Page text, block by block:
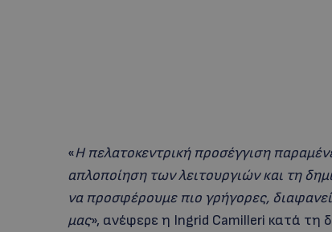
«Η πελατοκεντρική προσέγγιση
απλοποίηση των λειτουργιών και τη
να προσφέρουμε πιο γρήγορες,
μας», ανέφερε η Ingrid Camilleri κατά τη